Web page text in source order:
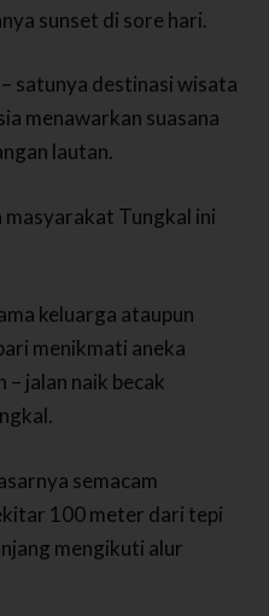
sunset di sore hari.
satunya destinasi wisata
menawarkan suasana
lautan.
Tungkal ini
keluarga ataupun
menikmati aneka
jalan naik becak
semacam
100 meter dari tepi
mengikuti alur